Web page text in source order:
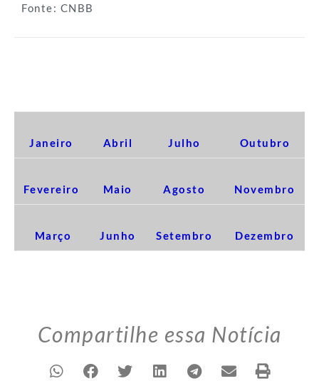
Fonte: CNBB
Janeiro Abril Julho Outubro
Fevereiro Maio Agosto Novembro
Março Junho Setembro Dezembro
Compartilhe essa Notícia